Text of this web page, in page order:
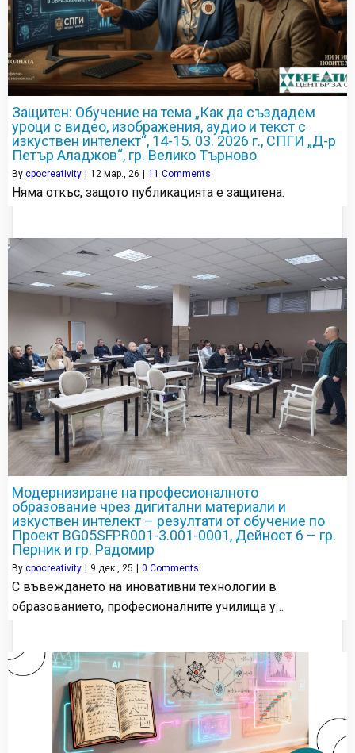
Защитен: Обучение на тема „Как да създадем
уроци с видео, изображения, аудио и текст с
изкуствен интелект“, 14-15. 03. 2026 г., СПГИ „Д-р
Петър Аладжов“, гр. Велико Търново
By cpocreativity 12 мар., 26 11 Comments
Няма откъс, защото публикацията е защитена.
Модернизиране на професионалното
образование чрез дигитални материали и
изкуствен интелект – резултати от обучение по
Проект BG05SFPR001-3.001-0001, Дейност 6 – гр.
Перник и гр. Радомир
By cpocreativity 9 дек., 25 0 Comments
С въвеждането на иновативни технологии в
образованието, професионалните училища у…